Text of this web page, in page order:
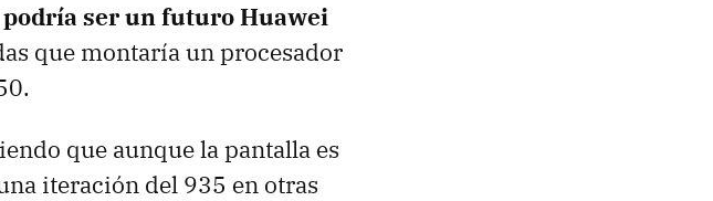
podría ser un futuro Huawei
que montaría un procesador
que aunque la pantalla es
iteración del 935 en otras